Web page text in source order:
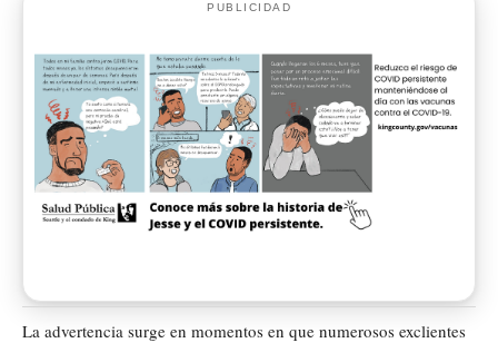
PUBLICIDAD
La advertencia surge en momentos en que numerosos exclientes